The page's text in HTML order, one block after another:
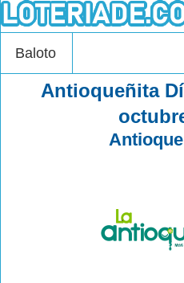
Baloto
Antioqueñita